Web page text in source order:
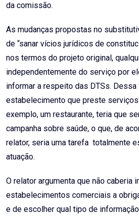
da comissão.
As mudanças propostas no
de “sanar vícios jurídicos de
nos termos do projeto original,
independentemente do serviço por
informar a respeito das DTSs. Dessa
estabelecimento que preste
exemplo, um restaurante, teria que
campanha sobre saúde, o que, de
relator, seria uma tarefa totalmente
atuação.
O relator argumenta que não caberia
estabelecimentos comerciais a
e de escolher qual tipo de